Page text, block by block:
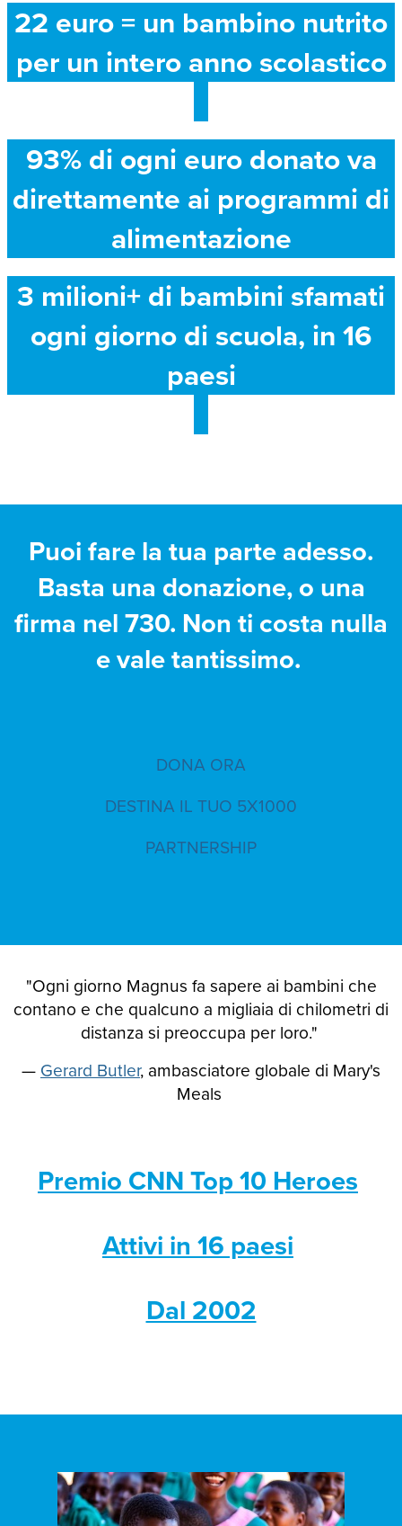
22 euro = un bambino nutrito
per un intero anno scolastico
93% di ogni euro donato va
direttamente ai programmi di
alimentazione
3 milioni+ di bambini sfamati
ogni giorno di scuola, in 16
paesi
Puoi fare la tua parte adesso.
Basta una donazione, o una
firma nel 730. Non ti costa nulla
e vale tantissimo.
DONA ORA
DESTINA IL TUO 5X1000
PARTNERSHIP
"Ogni giorno Magnus fa sapere ai bambini che
contano e che qualcuno a migliaia di chilometri di
distanza si preoccupa per loro."
— Gerard Butler, ambasciatore globale di Mary's
Meals
Premio CNN Top 10 Heroes
Attivi in 16 paesi
Dal 2002